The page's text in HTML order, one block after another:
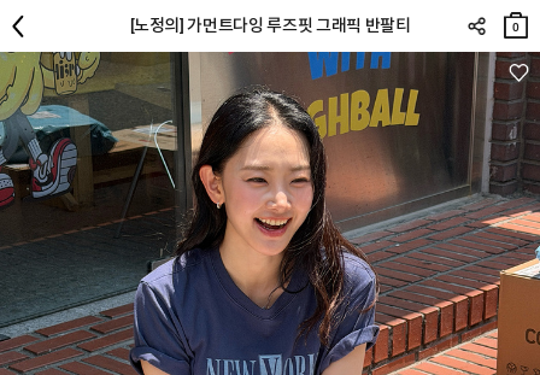
[노정의] 가먼트다잉 루즈핏 그래픽 반팔티
장바
구니
0